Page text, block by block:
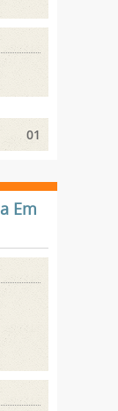
01
Em